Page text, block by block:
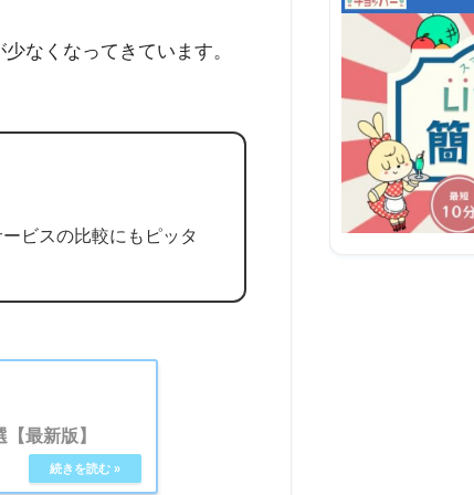
なくなってきています。
ビスの比較にもピッタ
最新版】